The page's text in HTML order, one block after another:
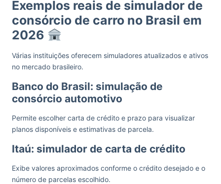
Exemplos reais de simulador de
consórcio de carro no Brasil em
2026
Várias instituições oferecem simuladores atualizados e ativos
no mercado brasileiro.
Banco do Brasil: simulação de
consórcio automotivo
Permite escolher carta de crédito e prazo para visualizar
planos disponíveis e estimativas de parcela.
Itaú: simulador de carta de crédito
Exibe valores aproximados conforme o crédito desejado e o
número de parcelas escolhido.